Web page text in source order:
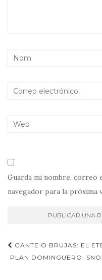
Guarda mi nombre, correo
navegador para la próxima
Navegación
de
GANTE O BRUJAS: EL
PLAN DOMINGUERO: